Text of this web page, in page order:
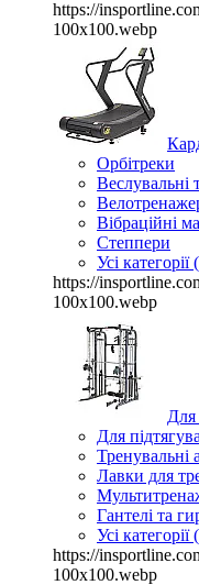
https://
100x100.webp
Орбітреки
Веслувальні
Вібраційні
Степпери
Усі категорії
https://
100x100.webp
Для
Для
Тренувальні
Лавки для
Гантелі та
Усі категорії
https://
100x100.webp